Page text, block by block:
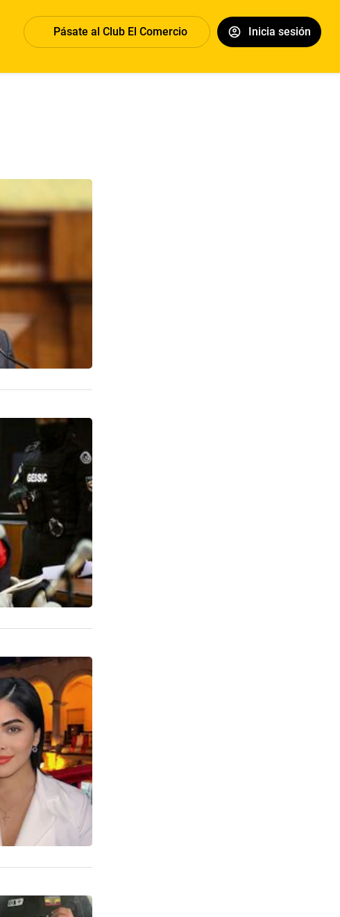
Pásate al Club El Comercio Inicia sesión